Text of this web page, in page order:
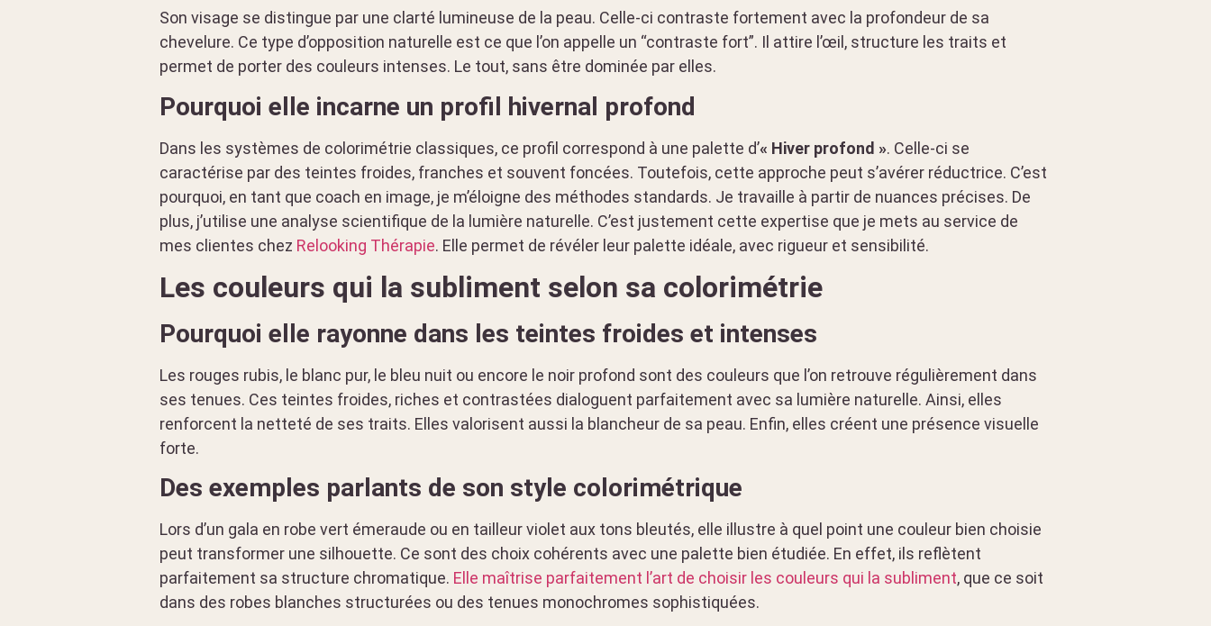
Son visage se distingue par une clarté lumineuse de la peau. Celle-ci contraste fortement avec la profondeur de sa
chevelure. Ce type d’opposition naturelle est ce que l’on appelle un “contraste fort”. Il attire l’œil, structure les traits et
permet de porter des couleurs intenses. Le tout, sans être dominée par elles.
Pourquoi elle incarne un profil hivernal profond
Dans les systèmes de colorimétrie classiques, ce profil correspond à une palette d’« Hiver profond ». Celle-ci se
caractérise par des teintes froides, franches et souvent foncées. Toutefois, cette approche peut s’avérer réductrice. C’est
pourquoi, en tant que coach en image, je m’éloigne des méthodes standards. Je travaille à partir de nuances précises. De
plus, j’utilise une analyse scientifique de la lumière naturelle. C’est justement cette expertise que je mets au service de
mes clientes chez Relooking Thérapie. Elle permet de révéler leur palette idéale, avec rigueur et sensibilité.
Les couleurs qui la subliment selon sa colorimétrie
Pourquoi elle rayonne dans les teintes froides et intenses
Les rouges rubis, le blanc pur, le bleu nuit ou encore le noir profond sont des couleurs que l’on retrouve régulièrement dans
ses tenues. Ces teintes froides, riches et contrastées dialoguent parfaitement avec sa lumière naturelle. Ainsi, elles
renforcent la netteté de ses traits. Elles valorisent aussi la blancheur de sa peau. Enfin, elles créent une présence visuelle
forte.
Des exemples parlants de son style colorimétrique
Lors d’un gala en robe vert émeraude ou en tailleur violet aux tons bleutés, elle illustre à quel point une couleur bien choisie
peut transformer une silhouette. Ce sont des choix cohérents avec une palette bien étudiée. En effet, ils reflètent
parfaitement sa structure chromatique. Elle maîtrise parfaitement l’art de choisir les couleurs qui la subliment, que ce soit
dans des robes blanches structurées ou des tenues monochromes sophistiquées.